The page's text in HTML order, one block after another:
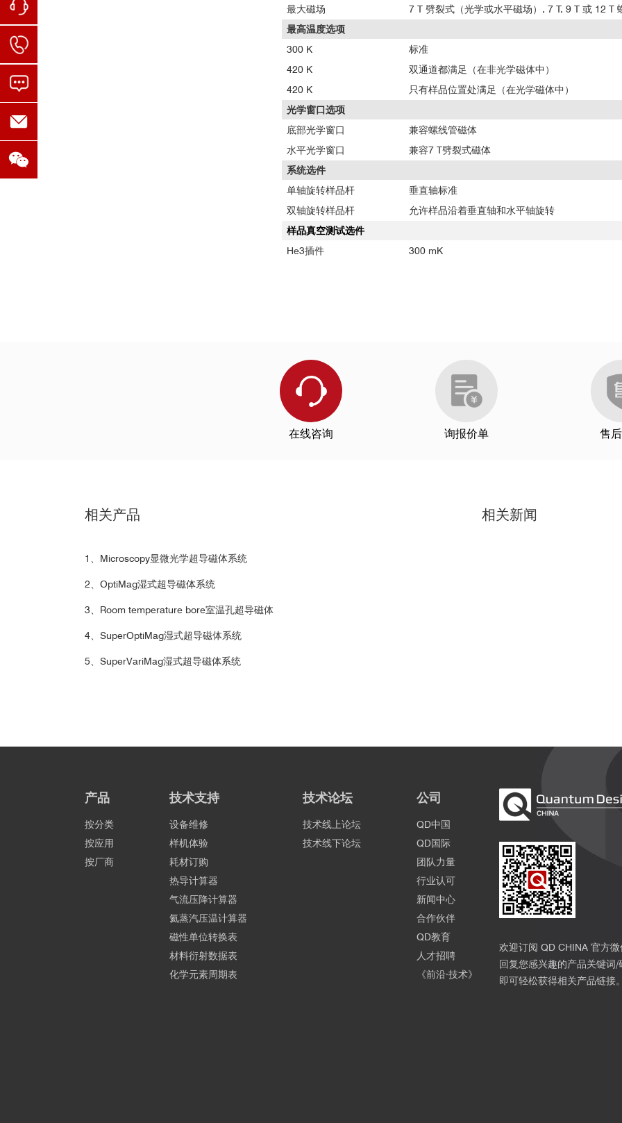
最大磁场
7 T 劈裂式（光学或水平磁场）, 7 T, 9 T 或 12 T
最高温度选项
300 K
标准
420 K
双通道都满足（在非光学磁体中）
420 K
只有样品位置处满足（在光学磁体中）
光学窗口选项
底部光学窗口
兼容螺线管磁体
水平光学窗口
兼容7 T劈裂式磁体
系统选件
单轴旋转样品杆
垂直轴标准
双轴旋转样品杆
允许样品沿着垂直轴和水平轴旋转
样品真空测试选件
He3插件
300 mK
在线咨询 询报价单 售
相关产品
1、Microscopy显微光学超导磁体系统
2、OptiMag湿式超导磁体系统
3、Room temperature bore室温孔超导磁体
4、SuperOptiMag湿式超导磁体系统
5、SuperVariMag湿式超导磁体系统
相关新闻
产品
按分类
按应用
按厂商
技术支持
设备维修
样机体验
耗材订购
热导计算器
气流压降计算器
氦蒸汽压温计算器
磁性单位转换表
材料衍射数据表
化学元素周期表
技术论坛
技术线上论坛
技术线下论坛
公司
QD中国
QD国际
团队力量
行业认可
新闻中心
合作伙伴
QD教育
人才招聘
《前沿·技术》
欢迎订阅 QD CHINA 官方
回复您感兴趣的产品关键词
即可轻松获得相关产品链接